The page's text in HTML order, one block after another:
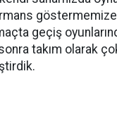
geçiş
takım olarak